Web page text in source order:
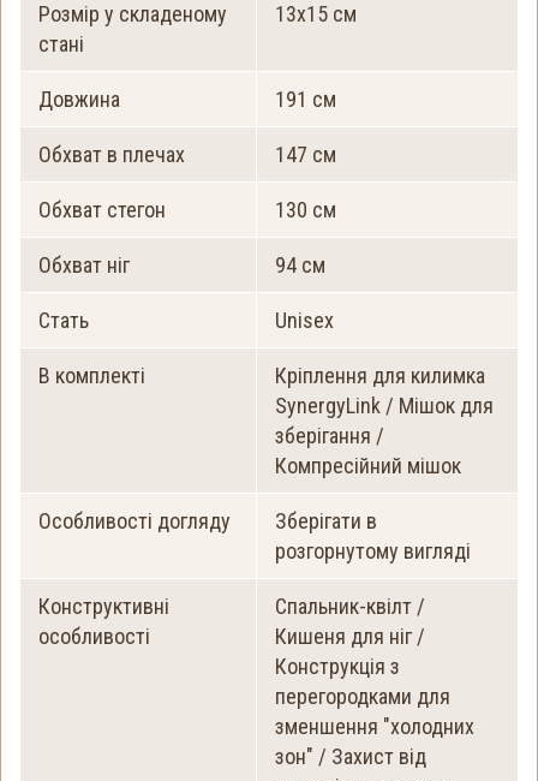
Розмір у складеному
стані
13х15 см
Довжина 191 см
Обхват в плечах 147 см
Обхват стегон 130 см
Обхват ніг 94 см
Стать Unisex
В комплекті
Кріплення для килимка
SynergyLink / Мішок для
зберігання /
Компресійний мішок
Особливості догляду
Зберігати в
розгорнутому вигляді
Конструктивні
особливості
Спальник-квілт /
Кишеня для ніг /
Конструкція з
перегородками для
зменшення "холодних
зон" / Захист від